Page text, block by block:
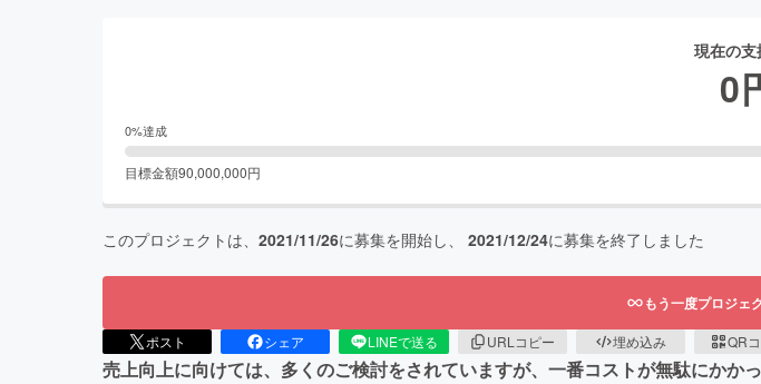
現在の
0
0%達成
目標金額90,000,000円
このプロジェクトは、 2021/11/26に募集を開始し、 2021/12/24に募集を終了しました
もう一度プロジェ
ポスト シェア LINEで送る URLコピー 埋め込み QR
売上向上に向けては、多くのご検討をされていますが、一番コストが無駄にか